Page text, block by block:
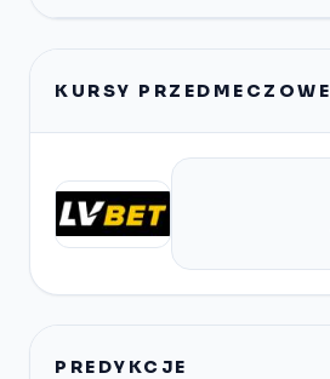
KURSY PRZEDMECZOWE
PREDYKCJE